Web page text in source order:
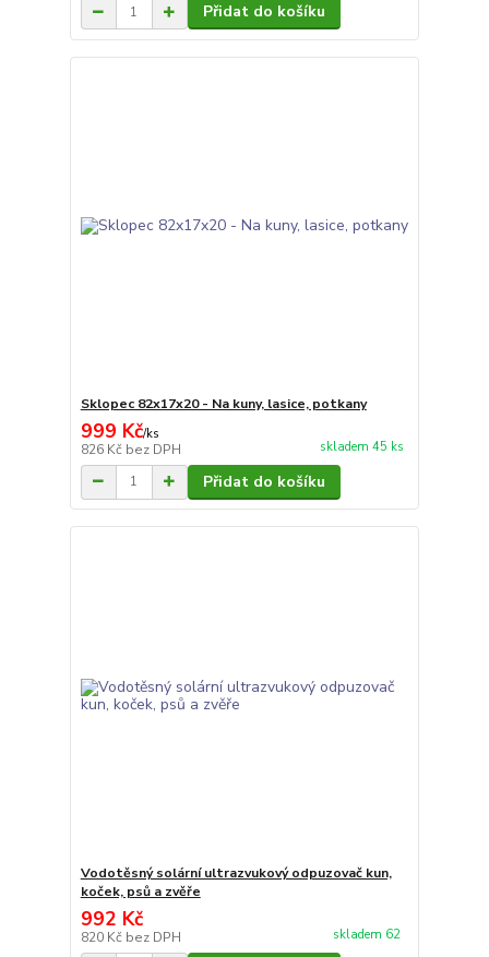
Přidat do košíku
Sklopec 82x17x20 - Na kuny, lasice, potkany
999 Kč/ks
826 Kč bez DPH skladem 45 ks
Přidat do košíku
Vodotěsný solární ultrazvukový odpuzovač kun,
koček, psů a zvěře
992 Kč
820 Kč bez DPH skladem 62